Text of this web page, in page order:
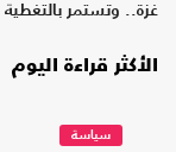
غزة.. وتستمر بالتغطية
الأكثر قراءة اليوم
سياسة